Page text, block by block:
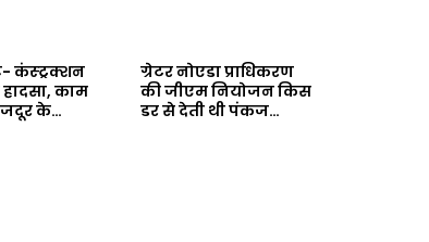
कंस्ट्रक्शन
काम
के…
ग्रेटर नोएडा प्राधिकरण
की जीएम नियोजन किस
डर से देती थी पंकज…